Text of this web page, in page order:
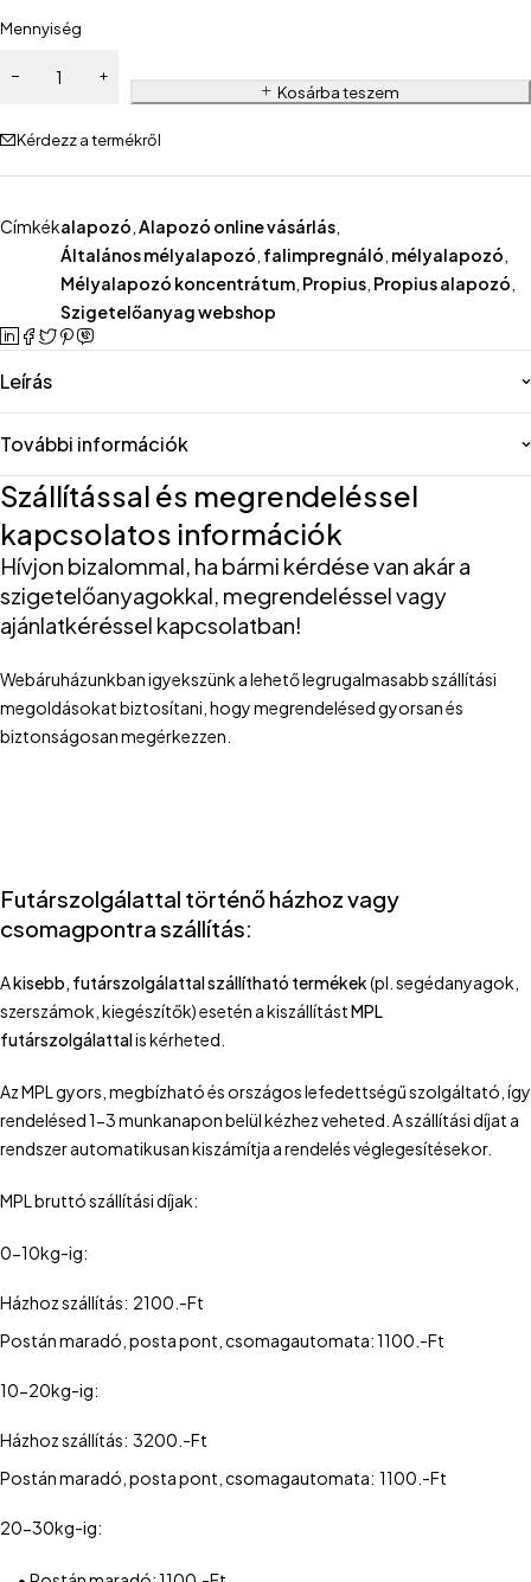
Mennyiség
Kosárba teszem
Kérdezz a termékről
Címkékalapozó Alapozó online vásárlás
Általános mélyalapozó falimpregnáló mélyalapozó
Mélyalapozó koncentrátum Propius Propius alapozó
Szigetelőanyag webshop
Leírás
További információk
Szállítással és megrendeléssel
kapcsolatos információk
Hívjon bizalommal, ha bármi kérdése van akár a
szigetelőanyagokkal, megrendeléssel vagy
ajánlatkéréssel kapcsolatban!
Webáruházunkban igyekszünk a lehető legrugalmasabb szállítási
megoldásokat biztosítani, hogy megrendelésed gyorsan és
biztonságosan megérkezzen.
Futárszolgálattal történő házhoz vagy
csomagpontra szállítás:
Akisebb, futárszolgálattal szállítható termékek(pl. segédanyagok,
szerszámok, kiegészítők) esetén a kiszállítástMPL
futárszolgálattalis kérheted.
Az MPL gyors, megbízható és országos lefedettségű szolgáltató, így
rendelésed 1-3 munkanapon belül kézhez veheted. A szállítási díjat a
rendszer automatikusan kiszámítja a rendelés véglegesítésekor.
MPL bruttó szállítási díjak:
0-10kg-ig:
Házhoz szállítás: 2100.-Ft
Postán maradó, posta pont, csomagautomata: 1100.-Ft
10-20kg-ig:
Házhoz szállítás: 3200.-Ft
Postán maradó, posta pont, csomagautomata: 1100.-Ft
20-30kg-ig: